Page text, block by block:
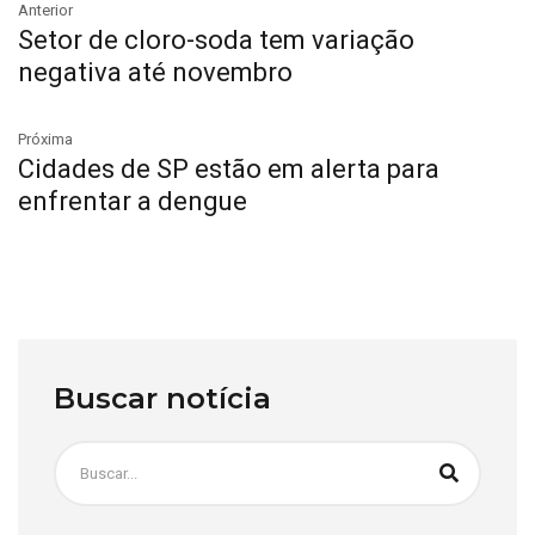
Anterior
Setor de cloro-soda tem variação
negativa até novembro
Próxima
Cidades de SP estão em alerta para
enfrentar a dengue
Buscar notícia